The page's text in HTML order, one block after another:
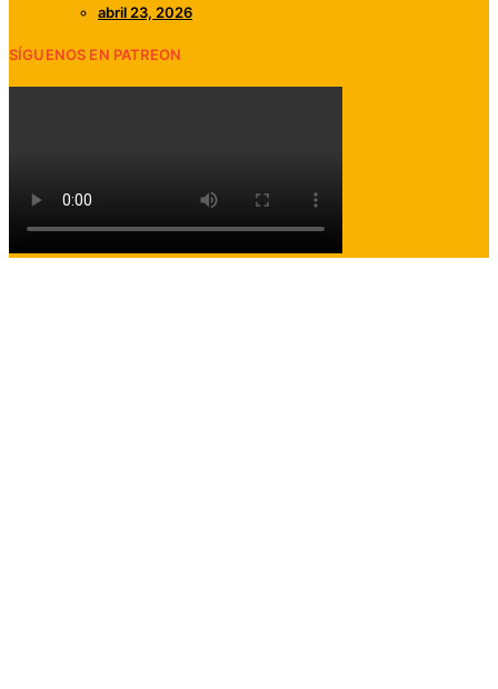
abril 23, 2026
SÍGUENOS EN PATREON